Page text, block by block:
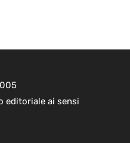
editoriale ai sensi